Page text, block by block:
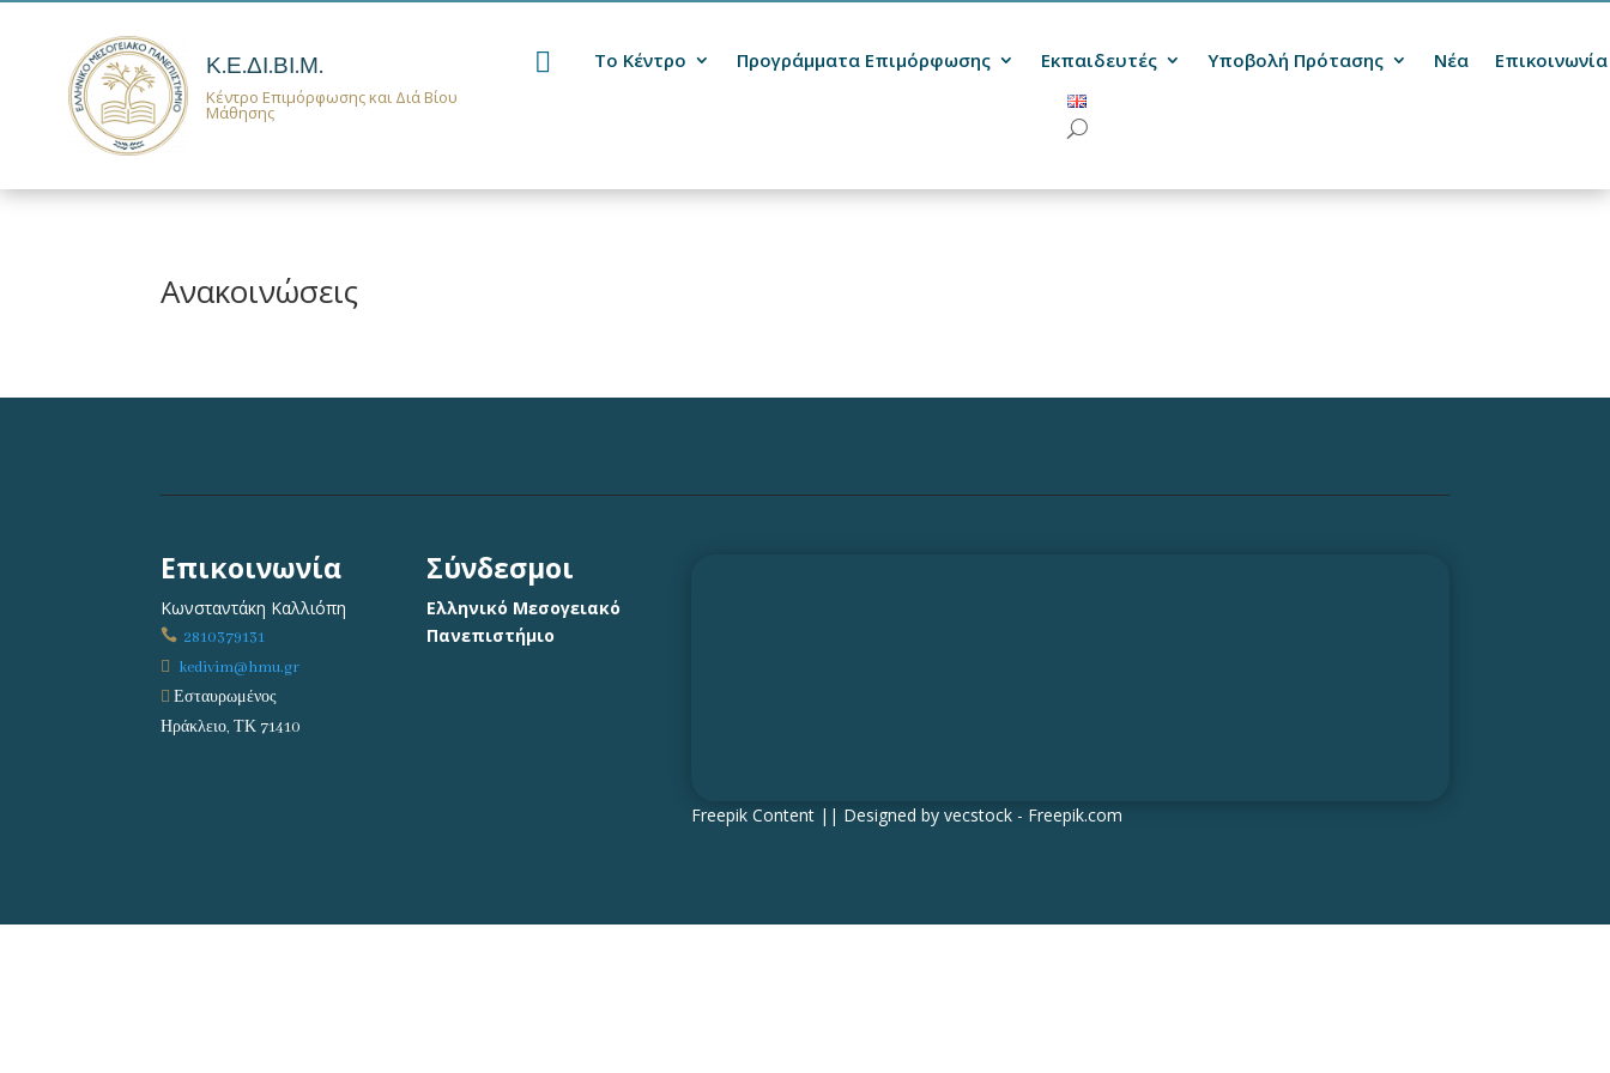
Κ.Ε.ΔΙ.ΒΙ.Μ.
Κέντρο Επιμόρφωσης και Διά Βίου
Μάθησης
Το Κέντρο Προγράμματα Επιμόρφωσης Εκπαιδευτές Υποβολή Πρότασης Νέα Επικοινωνία
Ανακοινώσεις
Επικοινωνία
Κωνσταντάκη Καλλιόπη
 2810379131
 kedivim@hmu.gr
 Εσταυρωμένος
Ηράκλειο, ΤΚ 71410
Σύνδεσμοι
Ελληνικό Μεσογειακό
Πανεπιστήμιο
Freepik Content || Designed by vecstock - Freepik.com